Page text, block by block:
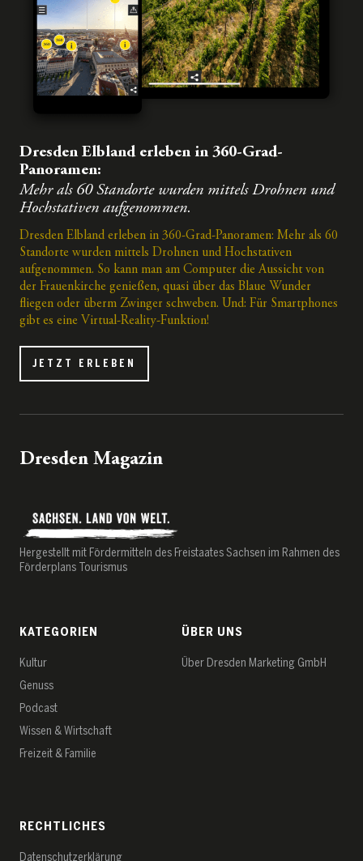
Dresden Elbland erleben in 360-Grad-
Panoramen:
Mehr als 60 Standorte wurden mittels Drohnen und
Hochstativen aufgenommen.
Dresden Elbland erleben in 360-Grad-Panoramen: Mehr als 60
Standorte wurden mittels Drohnen und Hochstativen
aufgenommen. So kann man am Computer die Aussicht von
der Frauenkirche genießen, quasi über das Blaue Wunder
fliegen oder überm Zwinger schweben. Und: Für Smartphones
gibt es eine Virtual-Reality-Funktion!
JETZT ERLEBEN
Dresden Magazin
Hergestellt mit Fördermitteln des Freistaates Sachsen im Rahmen des
Förderplans Tourismus
KATEGORIEN
Kultur
Genuss
Podcast
Wissen & Wirtschaft
Freizeit & Familie
ÜBER UNS
Über Dresden Marketing GmbH
RECHTLICHES
Datenschutz­erklärung